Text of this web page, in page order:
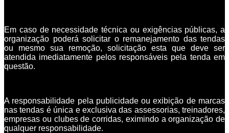
Em caso de necessidade técnica ou exigências públicas, a
organização poderá solicitar o remanejamento das tendas
ou mesmo sua remoção, solicitação esta que deve ser
atendida imediatamente pelos responsáveis pela tenda em
questão.
A responsabilidade pela publicidade ou exibição de marcas
nas tendas é única e exclusiva das assessorias, treinadores,
empresas ou clubes de corridas, eximindo a organização de
qualquer responsabilidade.